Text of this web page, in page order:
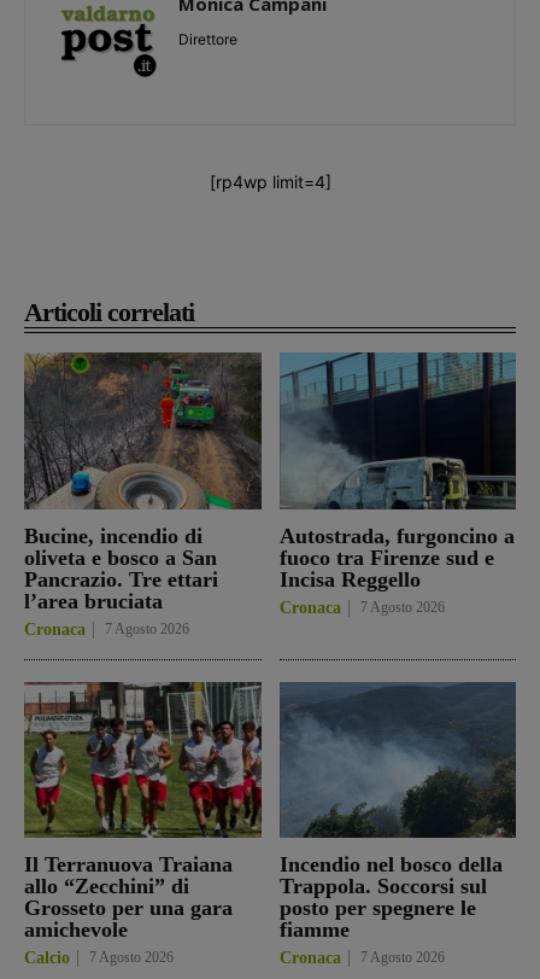
Articoli correlati
Bucine, incendio di
oliveta e bosco a San
Pancrazio. Tre ettari
l’area bruciata
Cronaca 7 Agosto 2026
Autostrada, furgoncino a
fuoco tra Firenze sud e
Incisa Reggello
Cronaca 7 Agosto 2026
Il Terranuova Traiana
allo “Zecchini” di
Grosseto per una gara
amichevole
Calcio 7 Agosto 2026
Incendio nel bosco della
Trappola. Soccorsi sul
posto per spegnere le
fiamme
Cronaca 7 Agosto 2026
Direttore
[rp4wp limit=4]